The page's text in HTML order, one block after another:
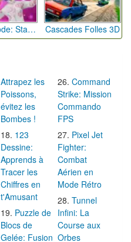
Défi de Mode: Star du Podium Cascades Folles 3D
Attrapez les
Poissons,
évitez les
Bombes !
123
Dessine:
Apprends à
Tracer les
Chiffres en
t'Amusant
Puzzle de
Blocs de
Gelée: Fusion
Command
Strike: Mission
Commando
FPS
Pixel Jet
Fighter:
Combat
Aérien en
Mode Rétro
Tunnel
Infini: La
Course aux
Orbes